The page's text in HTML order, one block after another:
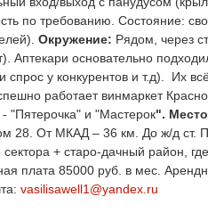
по требованию. Состояние:
Окружение: Рядом, через
Аптекари основательно
спрос у конкурентов и т.д). Их
работает винмаркет
- "Пятерочка" и "Мастерок".
28. От МКАД – 36 км. До ж/д ст.
сектора + старо-дачный район,
плата 85000 руб. в мес.
vasilisawell1@yandex.ru